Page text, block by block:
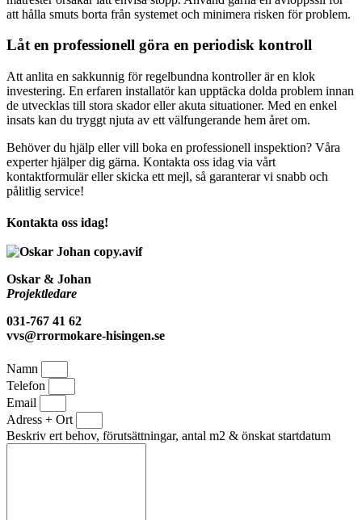
att hålla smuts borta från systemet och minimera risken för problem.
Låt en professionell göra en periodisk kontroll
Att anlita en sakkunnig för regelbundna kontroller är en klok
investering. En erfaren installatör kan upptäcka dolda problem innan
de utvecklas till stora skador eller akuta situationer. Med en enkel
insats kan du tryggt njuta av ett välfungerande hem året om.
Behöver du hjälp eller vill boka en professionell inspektion? Våra
experter hjälper dig gärna. Kontakta oss idag via vårt
kontaktformulär eller skicka ett mejl, så garanterar vi snabb och
pålitlig service!
Kontakta oss idag!
Oskar & Johan
Projektledare
031-767 41 62
vvs@rrormokare-hisingen.se
Namn
Telefon
Email
Adress + Ort
Beskriv ert behov, förutsättningar, antal m2 & önskat startdatum